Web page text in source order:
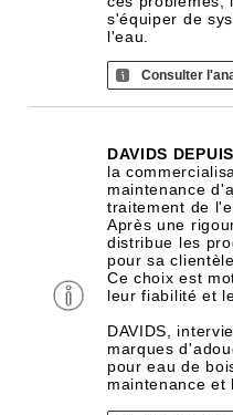
s'équiper de
l'eau.
Consulter
DAVIDS
la
maintenance
traitement de
Après une
distribue les
pour sa clientèle.
Ce choix est
leur fiabilité et
DAVIDS,
marques
pour eau de
maintenance et